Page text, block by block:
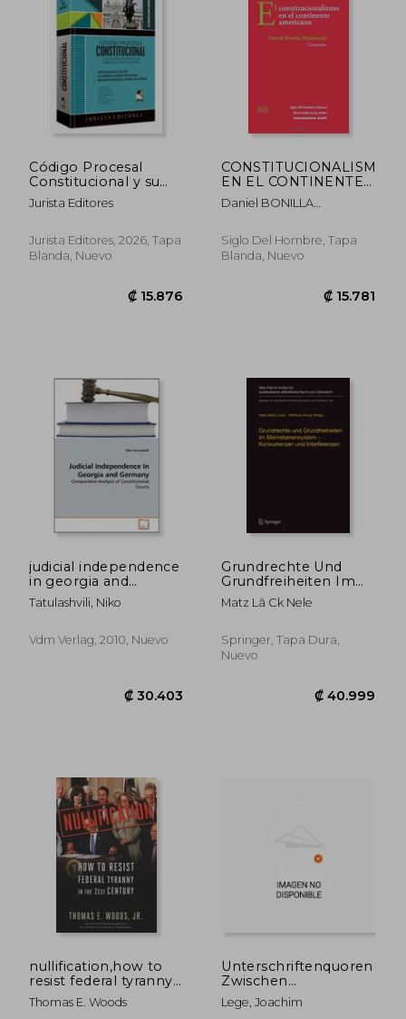
₡ 12.663 ₡
Código Procesal
Constitucional y su
jurisprudencia en el
Tribunal
Jurista Editores
Jurista Editores, 2026, Tapa
Blanda, Nuevo
₡ 15.876
CONSTITUCIONALISMO
EN EL CONTINENTE
AMERICANO, EL
Daniel BONILLA
Siglo Del Hombre, Tapa
Blanda, Nuevo
₡
judicial independence
in georgia and
germany (en Inglés)
Tatulashvili, Niko
Vdm Verlag, 2010, Nuevo
Grundrechte Und
Grundfreiheiten Im
Mehrebenensystem -
Konkurrenzen Und
GE Zum Ausl
Ndischen Ffentlichen
Matz Lã Ck Nele
Springer, Tapa Dura,
Nuevo
nullification,how to
resist federal tyranny
in the 21st century
Thomas E. Woods
Unterschriftenquoren
Zwischen
Parteienstaat Und
Selbstverwaltung: Die
Lege, Joachim